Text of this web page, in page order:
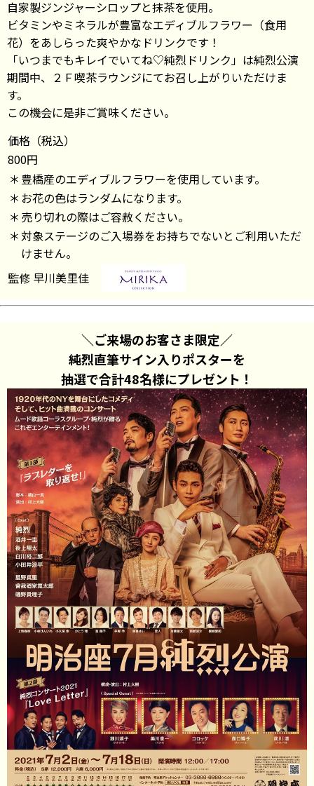
自家製ジンジャーシロップと抹茶を使用。
ビタミンやミネラルが豊富なエディブルフラワー（食用
花）をあしらった爽やかなドリンクです！
「いつまでもキレイでいてね♡純烈ドリンク」は純烈公演
期間中、２Ｆ喫茶ラウンジにてお召し上がりいただけま
す。
この機会に是非ご賞味ください。
価格（税込）
800円
＊ 豊橋産のエディブルフラワーを使用しています。
＊ お花の色はランダムになります。
＊ 売り切れの際はご容赦ください。
＊対象ステージのご入場券をお持ちでないとご利用いただ
けません。
監修 早川美里佳
＼ご来場のお客さま限定／
純烈直筆サイン入りポスターを
抽選で合計48名様にプレゼント！